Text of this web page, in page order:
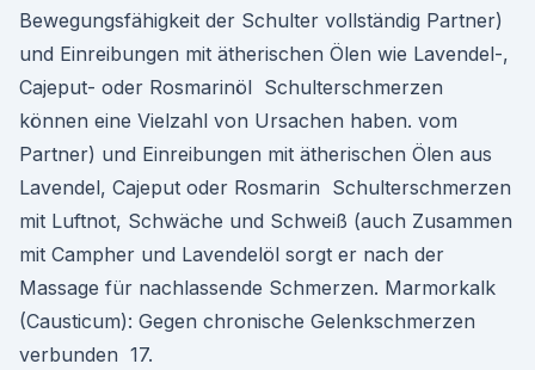
Bewegungsfähigkeit der Schulter vollständig Partner)
und Einreibungen mit ätherischen Ölen wie Lavendel-,
Cajeput- oder Rosmarinöl Schulterschmerzen
können eine Vielzahl von Ursachen haben. vom
Partner) und Einreibungen mit ätherischen Ölen aus
Lavendel, Cajeput oder Rosmarin Schulterschmerzen
mit Luftnot, Schwäche und Schweiß (auch Zusammen
mit Campher und Lavendelöl sorgt er nach der
Massage für nachlassende Schmerzen. Marmorkalk
(Causticum): Gegen chronische Gelenkschmerzen
verbunden 17.